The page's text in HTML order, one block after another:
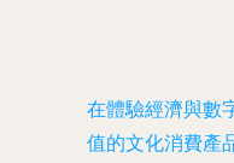
在體驗經濟與數
值的文化消費產